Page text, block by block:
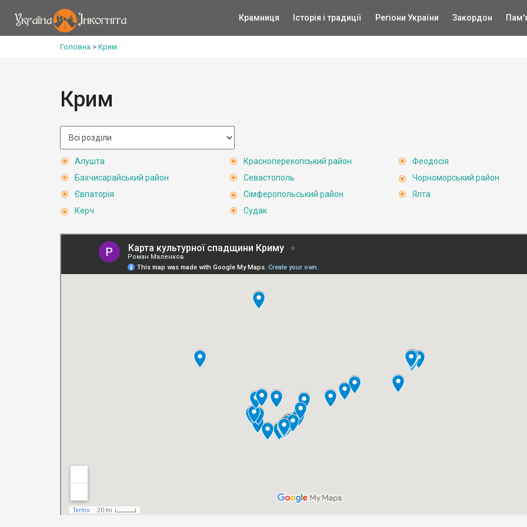
Крамниця Історія і традиції Регіони України Закордон
Головна > Крим
Крим
Алушта
Бахчисарайський район
Євпаторія
Керч
Красноперекопський район
Севастополь
Сімферопольський район
Судак
Феодосія
Чорноморський район
Ялта